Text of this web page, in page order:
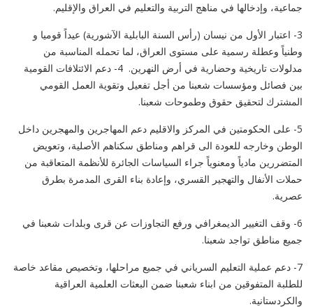
جماعية، وإدخالها في مناهج التربية والتعليم في العراق والإقليم.
3- اعتبار الأول من نيسان (رأس السنة البابلية الآشورية) عيداً قوميا و
وطنياً وعطلة رسمية على مستوى العراق، لما تحمله المناسبة من
مدلولات تاريخية وحضارية في أرض النهرين. 4- دعم الائتلافات القومية
بين فصائل ومؤسسات شعبنا من أجل تفعيل وتقوية العمل القومي
المشترك لتحقيق حقوق وطموحات شعبنا.
5- على الحكومتين في المركز والاقليم دعم المهاجرين والمهجرين داخل
الوطن وخارجه للعودة الى قراهم ومناطق سكناهم الأصلية، وتعويض
المتضررين مادياً ومعنوياً جراء السياسات الجائرة للأنظمة المتعاقبة من
حملات الأنفال والتهجير القسري، وإعادة بناء القرى المدمرة بطرق
عصرية.
6- وقف التغيير الديمغرافي ورفع التجاوزات عن قرى وبلدات شعبنا في
جميع مناطق تواجد شعبنا.
7- دعم عملية التعليم السرياني في جميع مراحلها، وتخصيص مقاعد خاصة
للطلبة المتفوقين من ابناء شعبنا ضمن البعثات العلمية العراقية
والكردستانية.